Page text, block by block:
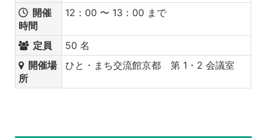
開催
時間
12：00 〜 13：00 まで
定員
50 名
開催場
所
ひと・まち交流館京都 第 1・2 会議室